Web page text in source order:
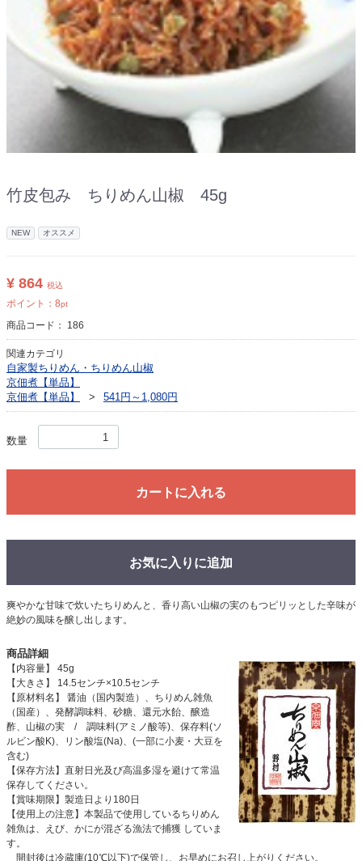
竹皮包み ちりめん山椒 45g
NEW オススメ
¥ 864 税込
ポイント： 8pt
商品コード： 186
関連カテゴリ
自家製ちりめん・ちりめん山椒
京佃煮【単品】
京佃煮【単品】
541円～1,080円
数量
カートに入れる
お気に入りに追加
爽やかな甘味で炊いたちりめんと、香り高い山椒の実のもつピリッとした辛味が
絶妙の風味を醸し出します。
商品詳細
【内容量】 45g
【大きさ】 14.5センチ×10.5センチ
【原材料名】 醤油（国内製造）、ちりめん雑魚
（国産）、発酵調味料、砂糖、還元水飴、醸造
酢、山椒の実 / 調味料(アミノ酸等)、保存料(ソ
ルビン酸K)、リン酸塩(Na)、(一部に小麦・大豆を
含む)
【保存方法】直射日光及び高温多湿を避けて常温
保存してください。
【賞味期限】製造日より180日
【使用上の注意】本製品で使用しているちりめん
雑魚は、えび、かにが混ざる漁法で捕獲 していま
す。
開封後は冷蔵庫(10℃以下)で保管し、お早めにお召し上がりください。